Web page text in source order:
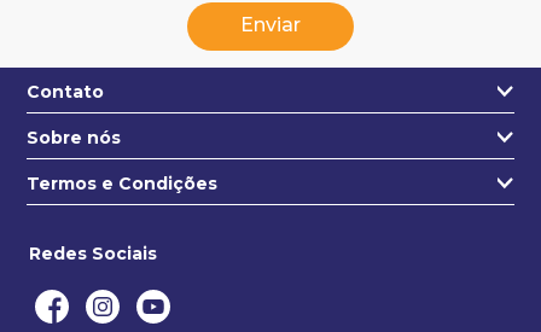
Enviar
Contato
+55 31 3271-4631
contato@estojo.com.br
Sobre nós
Quem somos
Termos e Condições
Politica de entregas
Redes Sociais